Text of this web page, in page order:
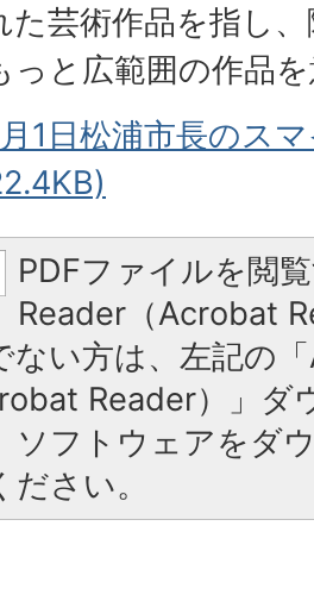
た芸術作品を指し
っと広範囲の作品
1日松浦市長のス
PDFファイルを閲
Reader（Acrobat
ない方は、左記の
Reader）」ダ
ソフトウェアをダ
さい。